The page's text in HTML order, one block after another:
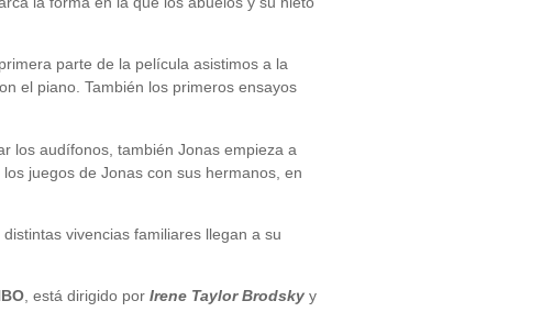
parte de la película asistimos a la
el piano. También los primeros ensayos
los audífonos, también Jonas empieza a
juegos de Jonas con sus hermanos, en
vivencias familiares llegan a su
, está dirigido por Irene Taylor Brodsky y